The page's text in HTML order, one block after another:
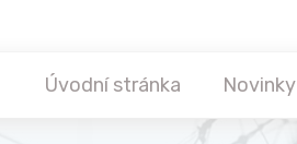
Úvodní stránka Novinky